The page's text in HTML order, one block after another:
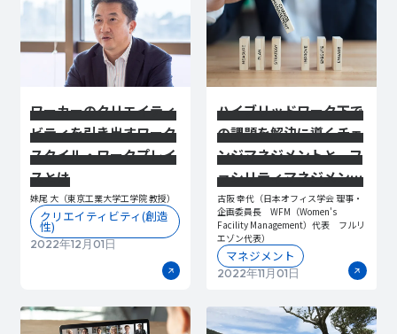
ワーカーのクリエイティ
ビティを引き出すワーク
スタイル・ワークプレイ
スとは
妹尾 大（東京工業大学工学院 教授）
2022年12月01日
クリエイティビティ(創造
性)
ハイブリッドワーク下で
の課題を解決に導くチェ
ンジマネジメントと、フ
ァシリティマネジメント
の価値
古阪 幸代（日本オフィス学会 理事・
企画委員長 WFM（Women's
Facility Management）代表 フルリ
エゾン代表）
2022年11月01日
マネジメント